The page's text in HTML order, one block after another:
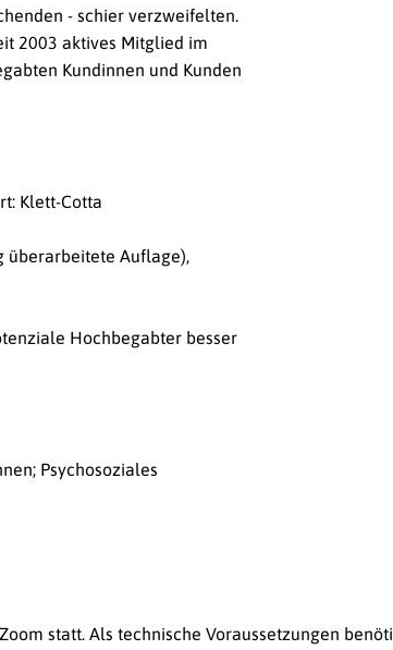
- schier verzweifelten.
2003 aktives Mitglied im
Kundinnen und Kunden
Klett-Cotta
überarbeitete Auflage),
Hochbegabter besser
Psychosoziales
statt. Als technische Voraussetzungen